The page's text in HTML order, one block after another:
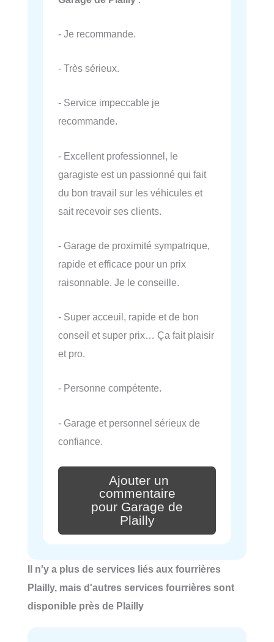
- Je recommande.
- Très sérieux.
- Service impeccable je
recommande.
- Excellent professionnel, le
garagiste est un passionné qui fait
du bon travail sur les véhicules et
sait recevoir ses clients.
- Garage de proximité sympatrique,
rapide et efficace pour un prix
raisonnable. Je le conseille.
- Super acceuil, rapide et de bon
conseil et super prix… Ça fait plaisir
et pro.
- Personne compétente.
- Garage et personnel sérieux de
confiance.
Ajouter un
commentaire
pour Garage de
Plailly
Il n'y a plus de services liés aux fourrières
Plailly, mais d'autres services fourrières sont
disponible près de Plailly